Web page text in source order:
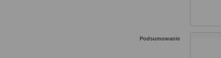
Podsumowanie